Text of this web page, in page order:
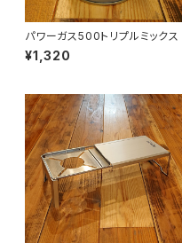
パワーガス500トリプルミックス
¥1,320